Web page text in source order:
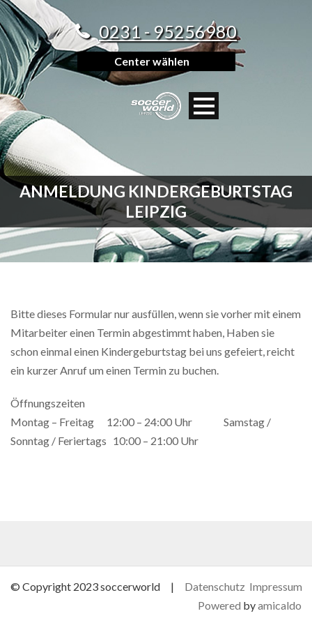
0231 - 95256980
Center wählen
ANMELDUNG KINDERGEBURTSTAG
LEIPZIG
Bitte dieses Formular nur ausfüllen, wenn sie vorher mit einem
Mitarbeiter einen Termin abgestimmt haben, Haben sie
schon einmal einen Kindergeburtstag bei uns gefeiert, reicht
ein kurzer Anruf um einen Termin zu buchen.
Öffnungszeiten
Montag – Freitag 12:00 – 24:00 Uhr Samstag /
Sonntag / Feriertags 10:00 – 21:00 Uhr
© Copyright 2023 soccerworld | Datenschutz Impressum
Powered byamicaldo